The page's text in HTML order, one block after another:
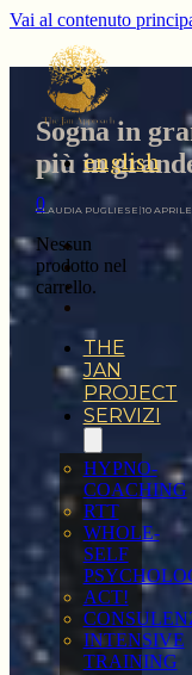
Vai al contenuto
english
0
Nessun
prodotto nel
carrello.
THE
JAN
PROJECT
SERVIZI
HYPNO-
COACHING
RTT
WHOLE-
SELF
ACT!
INTENSIVE
TRAINING
Sogna in
più in
CLAUDIA PUGLIESE |10 APRILE